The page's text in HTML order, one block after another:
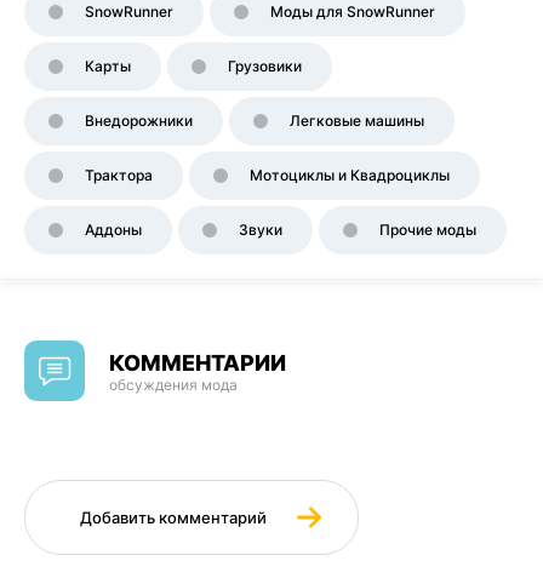
SnowRunner Моды для SnowRunner
Карты Грузовики
Внедорожники Легковые машины
Трактора Мотоциклы и Квадроциклы
Аддоны Звуки Прочие моды
КОММЕНТАРИИ
обсуждения мода
Добавить комментарий